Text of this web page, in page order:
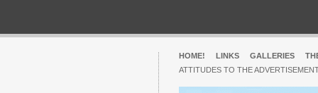
HOME! LINKS GALLERIES
ATTITUDES TO THE